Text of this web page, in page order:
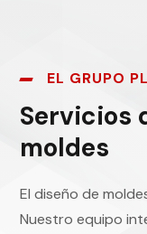
EL GRUPO
Servicios
moldes
El diseño de
Nuestro equipo